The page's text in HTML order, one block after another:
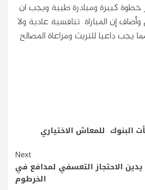
خطوة كبيرة ومبادرة طيبة ويجب ان
إن المباراة تنافسية عادية ولا
يجب داعيا للتريث ومراعاة المصالح
البنوك للمعاش الاختياري
Next
يدين الاحتجاز التعسفي لمدافع في
الخرطوم